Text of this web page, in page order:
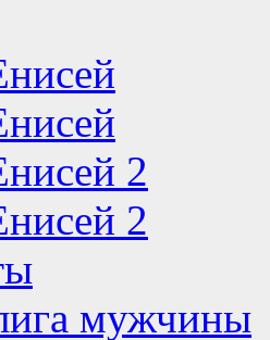
2
2
мужчины